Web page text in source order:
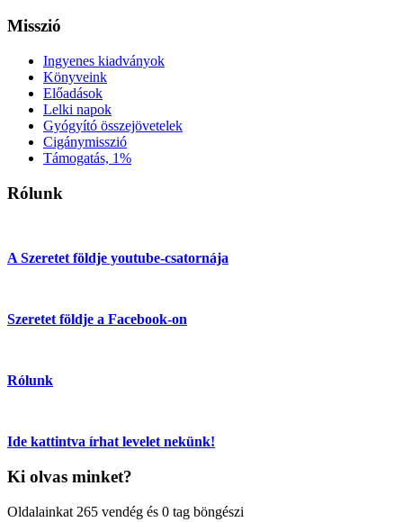
Misszió
Ingyenes kiadványok
Könyveink
Előadások
Lelki napok
Gyógyító összejövetelek
Cigánymisszió
Támogatás, 1%
Rólunk
A Szeretet földje youtube-csatornája
Szeretet földje a Facebook-on
Rólunk
Ide kattintva írhat levelet nekünk!
Ki olvas minket?
Oldalainkat 265 vendég és 0 tag böngészi